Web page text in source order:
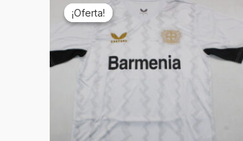
¡Oferta!
¡Oferta!
precio
original
€69,90.
precio
actual
es:
€19,90.